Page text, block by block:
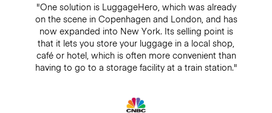
"One solution is LuggageHero, which was already
on the scene in Copenhagen and London, and has
now expanded into New York. Its selling point is
that it lets you store your luggage in a local shop,
café or hotel, which is often more convenient than
having to go to a storage facility at a train station."